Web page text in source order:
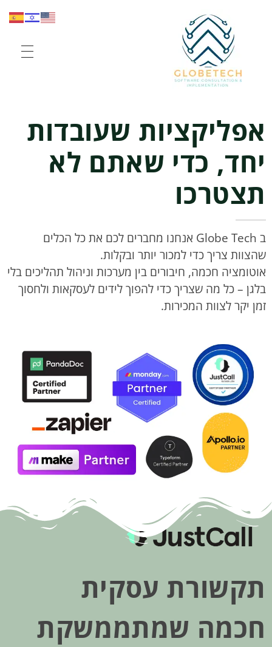
אפליקציות שעובדות
יחד, כדי שאתם לא
תצטרכו
ב Globe Tech אנחנו מחברים לכם את כל הכלים
שהצוות צריך כדי למכור יותר ובקלות.
אוטומציה חכמה, חיבורים בין מערכות וניהול תהליכים בלי
בלגן – כל מה שצריך כדי להפוך לידים לעסקאות ולחסוך
זמן יקר לצוות המכירות.
תקשורת עסקית
חכמה שמתממשקת